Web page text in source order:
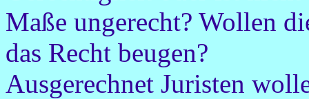
Maße ungerecht? Wollen
das Recht beugen?
Ausgerechnet Juristen